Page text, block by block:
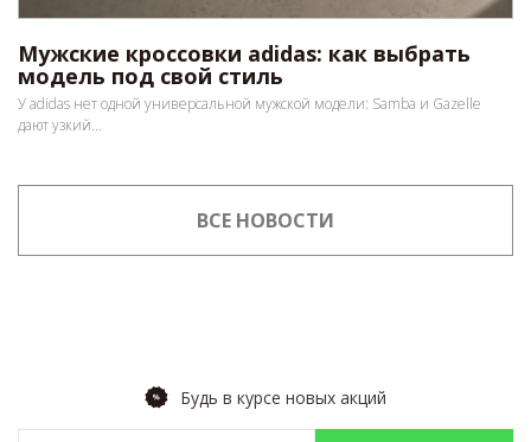
Мужские кроссовки adidas: как выбрать
модель под свой стиль
У adidas нет одной универсальной мужской модели: Samba и Gazelle
дают узкий...
ВСЕ НОВОСТИ
Будь в курсе новых акций